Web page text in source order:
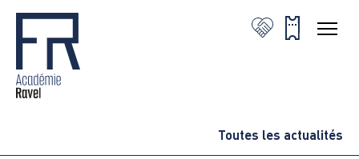
Toutes les actualités